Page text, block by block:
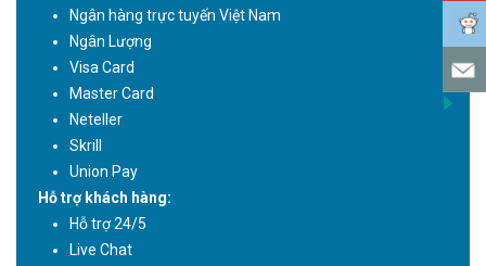
Ngân hàng trực tuyến Việt Nam
Ngân Lượng
Visa Card
Master Card
Neteller
Skrill
Union Pay
Hỗ trợ khách hàng:
Hỗ trợ 24/5
Live Chat